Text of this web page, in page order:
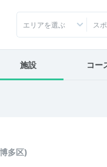
エリアを選ぶ ス
施設 コー
多区)